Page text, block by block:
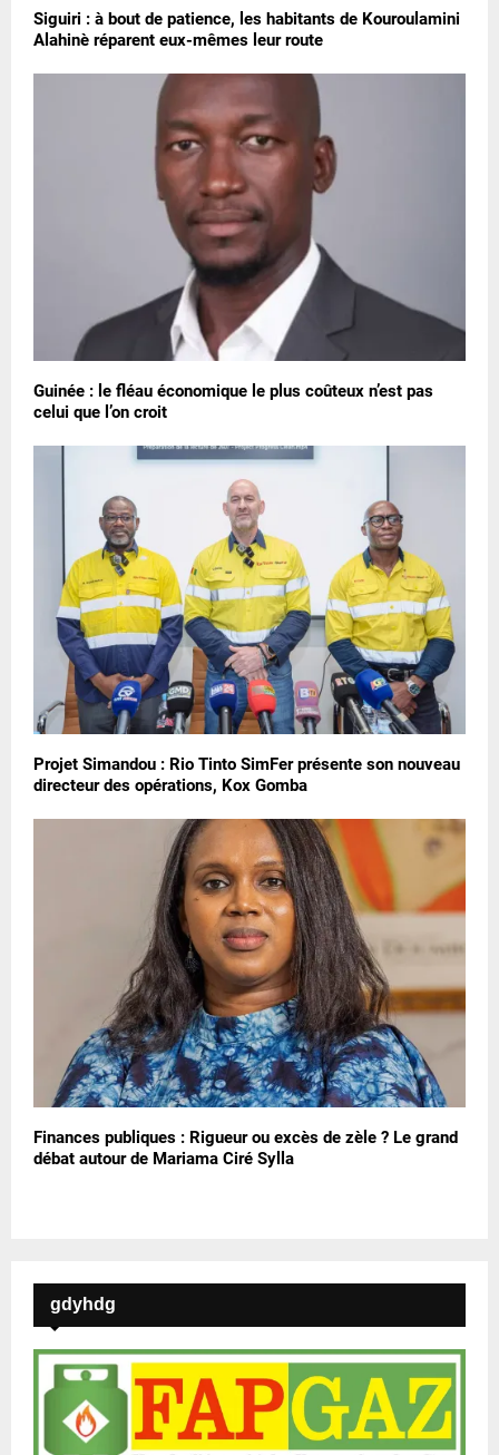
Siguiri : à bout de patience, les habitants de Kouroulamini
Alahinè réparent eux-mêmes leur route
Guinée : le fléau économique le plus coûteux n’est pas
celui que l’on croit
Projet Simandou : Rio Tinto SimFer présente son nouveau
directeur des opérations, Kox Gomba
Finances publiques : Rigueur ou excès de zèle ? Le grand
débat autour de Mariama Ciré Sylla
gdyhdg